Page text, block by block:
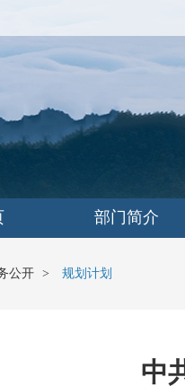
部门简介
公开 > 规划计划
中